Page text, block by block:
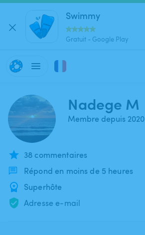
Swimmy
Gratuit - Google Play
Nadege M
Membre depuis 2020
38 commentaires
Répond en moins de 5 heures
Superhôte
Adresse e-mail